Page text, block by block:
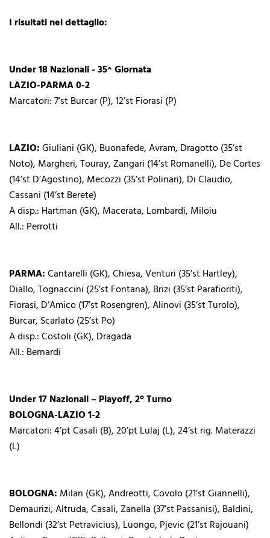
I risultati nel dettaglio:
Under 18 Nazionali - 35^ Giornata
LAZIO-PARMA 0-2
Marcatori: 7’st Burcar (P), 12’st Fiorasi (P)
LAZIO:Giuliani (GK), Buonafede, Avram, Dragotto (35’st
Noto), Margheri, Touray, Zangari (14’st Romanelli), De Cortes
(14’st D’Agostino), Mecozzi (35’st Polinari), Di Claudio,
Cassani (14’st Berete)
A disp.: Hartman (GK), Macerata, Lombardi, Miloiu
All.: Perrotti
PARMA:Cantarelli (GK), Chiesa, Venturi (35’st Hartley),
Diallo, Tognaccini (25’st Fontana), Brizi (35’st Parafioriti),
Fiorasi, D’Amico (17’st Rosengren), Alinovi (35’st Turolo),
Burcar, Scarlato (25’st Po)
A disp.: Costoli (GK), Dragada
All.: Bernardi
Under 17 Nazionali – Playoff, 2° Turno
BOLOGNA-LAZIO 1-2
Marcatori: 4’pt Casali (B), 20’pt Lulaj (L), 24’st rig. Materazzi
(L)
BOLOGNA: Milan (GK), Andreotti, Covolo (21’st Giannelli),
Demaurizi, Altruda, Casali, Zanella (37’st Passanisi), Baldini,
Bellondi (32’st Petravicius), Luongo, Pjevic (21’st Rajouani)